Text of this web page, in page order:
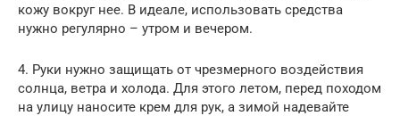
кожу вокруг нее. В идеале, использовать средства
нужно регулярно – утром и вечером.
4. Руки нужно защищать от чрезмерного воздействия
солнца, ветра и холода. Для этого летом, перед походом
на улицу наносите крем для рук, а зимой надевайте